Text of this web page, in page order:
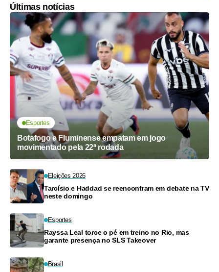
Últimas notícias
Esportes
Botafogo e Fluminense empatam em jogo
movimentado pela 22ª rodada
Eleições 2026
Tarcísio e Haddad se reencontram em debate na TV
neste domingo
Esportes
Rayssa Leal torce o pé em treino no Rio, mas
garante presença no SLS Takeover
Brasil